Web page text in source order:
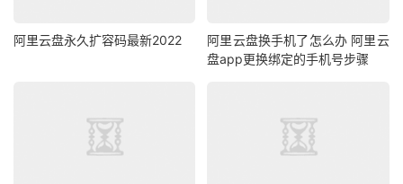
阿里云盘永久扩容码最新2022
阿里云盘换手机了怎么办 阿里云
盘app更换绑定的手机号步骤